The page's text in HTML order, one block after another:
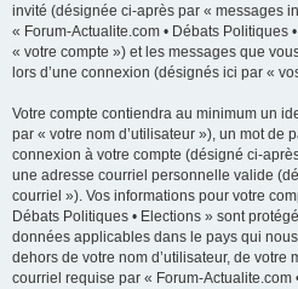
invité (désignée ci-après par « messages
« Forum-Actualite.com • Débats Politiques
« votre compte ») et les messages que
lors d’une connexion (désignés ici par «
Votre compte contiendra au minimum un
par « votre nom d’utilisateur »), un mot de
connexion à votre compte (désigné ci-
une adresse courriel personnelle valide
courriel »). Vos informations pour votre
Débats Politiques • Elections » sont
données applicables dans le pays qui
dehors de votre nom d’utilisateur, de votre
courriel requise par « Forum-Actualite.com